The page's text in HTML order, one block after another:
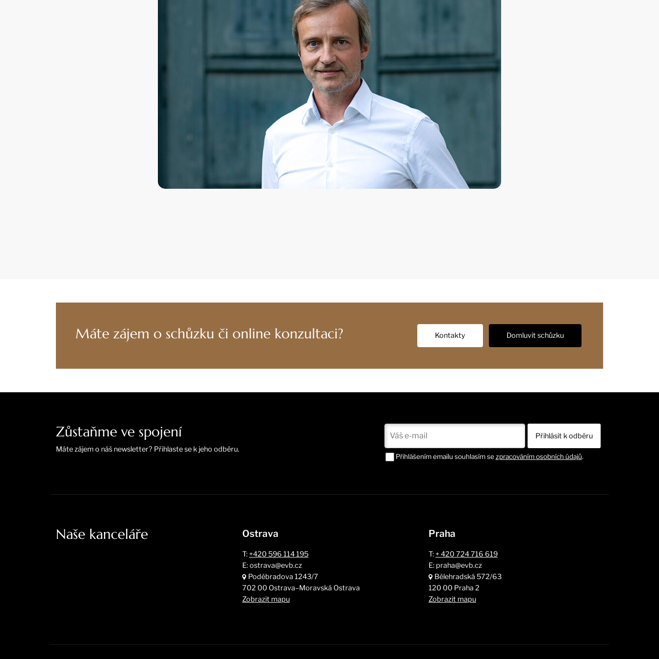
Máte zájem o schůzku či online konzultaci? Kontakty Domluvit schůzku
Zůstaňme ve spojení
Máte zájem o náš newsletter? Přihlaste se k jeho odběru.
Přihlášením emailu souhlasím sezpracováním osobních údajů.
Naše kanceláře Ostrava
T: +420 596 114 195
E: ostrava@evb.cz
Poděbradova 1243/7
702 00 Ostrava–Moravská Ostrava
Zobrazit mapu
Praha
T: + 420 724 716 619
E: praha@evb.cz
Bělehradská 572/63
120 00 Praha 2
Zobrazit mapu